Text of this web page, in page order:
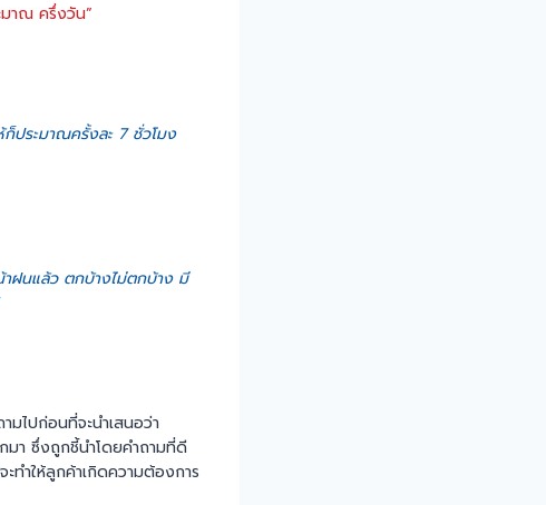
มาณ ครึ่งวัน”
ก็ประมาณครั้งละ 7 ชั่วโมง
ฝนแล้ว ตกบ้างไม่ตกบ้าง มี
ไปก่อนที่จะนำเสนอว่า
า ซึ่งถูกชี้นำโดยคำถามที่ดี
ำให้ลูกค้าเกิดความต้องการ